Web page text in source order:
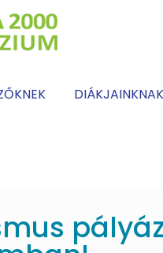
DIÁKJAINKNAK